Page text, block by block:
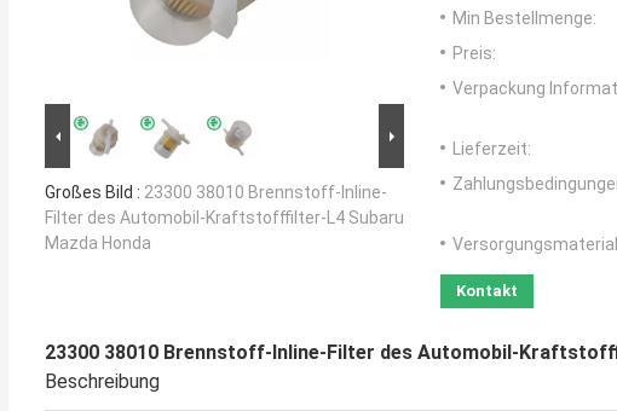
Großes Bild : 23300 38010 Brennstoff-Inline-
Filter des Automobil-Kraftstofffilter-L4 Subaru
Mazda Honda
Min Bestellmenge:
Preis:
Verpackung
Lieferzeit:
Kontakt
23300 38010 Brennstoff-Inline-Filter des Automobil-
Beschreibung